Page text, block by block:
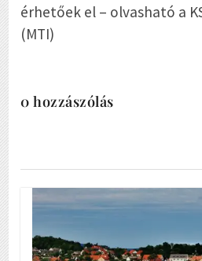
érhetőek el – olvasható a
(MTI)
0 hozzászólás